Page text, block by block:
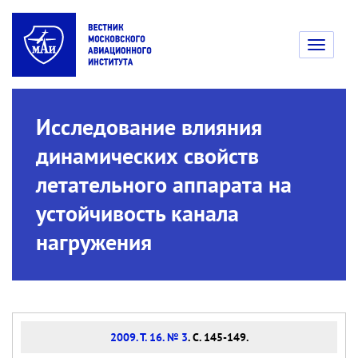
Toggle
Исследование влияния
динамических свойств
летательного аппарата на
устойчивость канала
нагружения
2009. Т. 16. № 3. С. 145-149.